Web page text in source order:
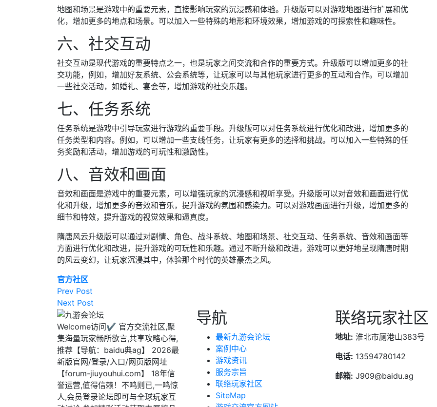
地图和场景是游戏中的重要元素，直接影响玩家的沉浸感和体验。升级版可以对游戏地图进行扩展和优
化，增加更多的地点和场景。可以加入一些特殊的地形和环境效果，增加游戏的可探索性和趣味性。
六、社交互动
社交互动是现代游戏的重要特点之一，也是玩家之间交流和合作的重要方式。升级版可以增加更多的社
交功能，例如，增加好友系统、公会系统等，让玩家可以与其他玩家进行更多的互动和合作。可以增加
一些社交活动，如婚礼、宴会等，增加游戏的社交乐趣。
七、任务系统
任务系统是游戏中引导玩家进行游戏的重要手段。升级版可以对任务系统进行优化和改进，增加更多的
任务类型和内容。例如，可以增加一些支线任务，让玩家有更多的选择和挑战。可以加入一些特殊的任
务奖励和活动，增加游戏的可玩性和激励性。
八、音效和画面
音效和画面是游戏中的重要元素，可以增强玩家的沉浸感和视听享受。升级版可以对音效和画面进行优
化和升级，增加更多的音效和音乐，提升游戏的氛围和感染力。可以对游戏画面进行升级，增加更多的
细节和特效，提升游戏的视觉效果和逼真度。
隋唐风云升级版可以通过对剧情、角色、战斗系统、地图和场景、社交互动、任务系统、音效和画面等
方面进行优化和改进，提升游戏的可玩性和乐趣。通过不断升级和改进，游戏可以更好地呈现隋唐时期
的风云变幻，让玩家沉浸其中，体验那个时代的英雄豪杰之风。
官方社区
Prev Post
Next Post
Welcome访问✔ 官方交流社区,聚
集海量玩家畅所欲言,共享攻略心得,
推荐【导航：baidu典ag】 2026最
新版官网/登录/入口/网页版网址
【forum-jiuyouhui.com】 18年信
誉运营,值得信赖！不鸣则已,一鸣惊
人,会员登录论坛即可与全球玩家互
导航
最新九游会论坛
案例中心
游戏资讯
服务宗旨
联络玩家社区
SiteMap
联络玩家社区
地址: 淮北市厕港山383号
电话: 13594780142
邮箱: J909@baidu.ag